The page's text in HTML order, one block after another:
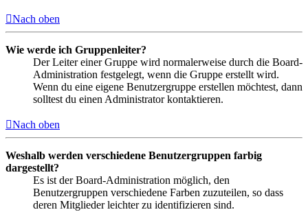
Nach oben
Wie werde ich Gruppenleiter?
Der Leiter einer Gruppe wird normalerweise durch die Board-
Administration festgelegt, wenn die Gruppe erstellt wird.
Wenn du eine eigene Benutzergruppe erstellen möchtest, dann
solltest du einen Administrator kontaktieren.
Nach oben
Weshalb werden verschiedene Benutzergruppen farbig
dargestellt?
Es ist der Board-Administration möglich, den
Benutzergruppen verschiedene Farben zuzuteilen, so dass
deren Mitglieder leichter zu identifizieren sind.